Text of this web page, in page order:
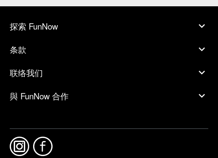
探索 FunNow
条款
联络我们
與 FunNow 合作